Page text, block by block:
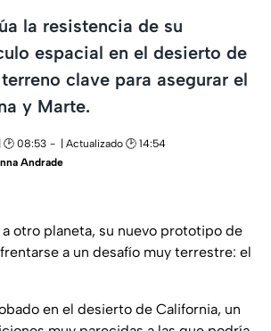
la resistencia de su
espacial en el desierto de
clave para asegurar el
y Marte.
🕑 08:53
| Actualizado 🕑 14:54
Andrade
otro planeta, su nuevo prototipo de
a un desafío muy terrestre: el
en el desierto de California, un